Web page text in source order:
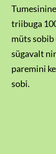
triibuga
müts
sügavalt
paremini
sobi.